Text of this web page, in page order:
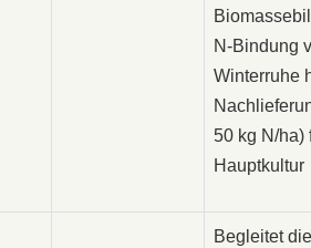
N-Bindung
Winterruhe
50 kg N/ha)
Hauptkultur
Begleitet die